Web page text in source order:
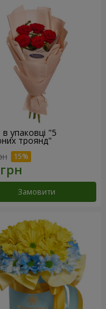
в упаковці "5
троянд"
Замовити